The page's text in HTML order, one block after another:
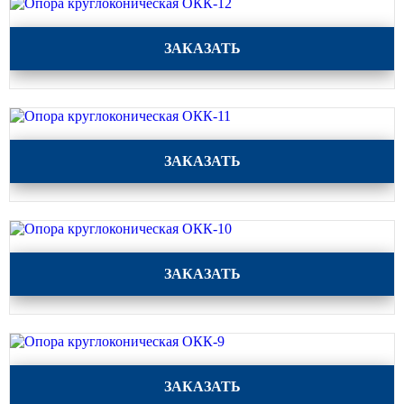
прямостоечные
граненые конические
НФГ Опоры освещения несиловые
круглоконические
НФК Опоры освещения несиловые
НПК Опоры освещения несиловые
НФ Трубчатая опора освещения
несиловая фланцевая
НП Опора освещения несиловая
прямостоечная трубчатая
ЗАКАЗАТЬ
ЗАКАЗАТЬ
ЗАКАЗАТЬ
ЗАКАЗАТЬ